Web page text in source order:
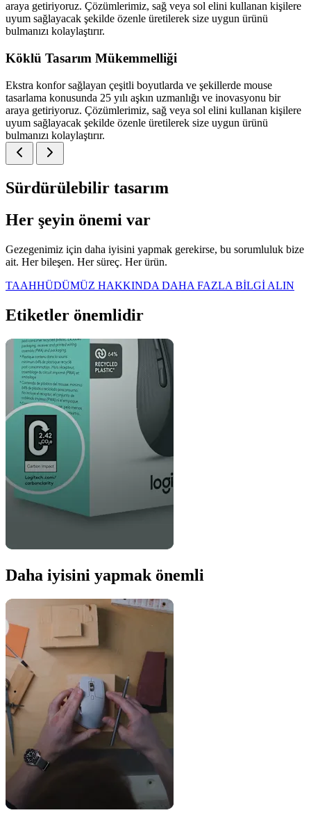
araya getiriyoruz. Çözümlerimiz, sağ veya sol elini kullanan kişilere
uyum sağlayacak şekilde özenle üretilerek size uygun ürünü
bulmanızı kolaylaştırır.
Köklü Tasarım Mükemmelliği
Ekstra konfor sağlayan çeşitli boyutlarda ve şekillerde mouse
tasarlama konusunda 25 yılı aşkın uzmanlığı ve inovasyonu bir
araya getiriyoruz. Çözümlerimiz, sağ veya sol elini kullanan kişilere
uyum sağlayacak şekilde özenle üretilerek size uygun ürünü
bulmanızı kolaylaştırır.
Sürdürülebilir tasarım
Her şeyin önemi var
Gezegenimiz için daha iyisini yapmak gerekirse, bu sorumluluk bize
ait. Her bileşen. Her süreç. Her ürün.
TAAHHÜDÜMÜZ HAKKINDA DAHA FAZLA BİLGİ ALIN
Etiketler önemlidir
Daha iyisini yapmak önemli